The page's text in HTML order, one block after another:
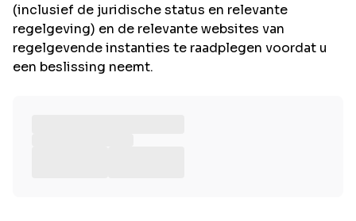
(inclusief de juridische status en relevante
regelgeving) en de relevante websites van
regelgevende instanties te raadplegen voordat u
een beslissing neemt.